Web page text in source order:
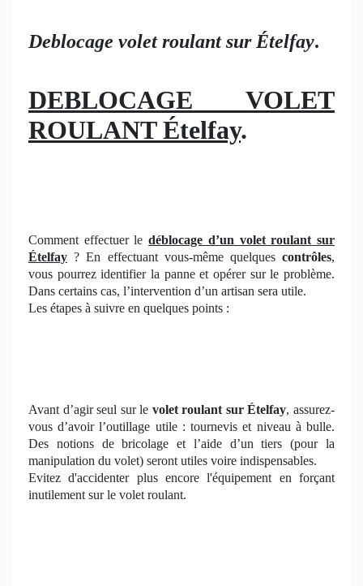
Deblocage volet roulant sur Ételfay.
DEBLOCAGE VOLET
ROULANT Ételfay.
Comment effectuer ledéblocage d’un volet roulant sur
Ételfay ? En effectuant vous-même quelques contrôles,
vous pourrez identifier la panne et opérer sur le problème.
Dans certains cas, l’intervention d’un artisan sera utile.
Les étapes à suivre en quelques points :
Avant d’agir seul sur le volet roulant sur Ételfay, assurez-
vous d’avoir l’outillage utile : tournevis et niveau à bulle.
Des notions de bricolage et l’aide d’un tiers (pour la
manipulation du volet) seront utiles voire indispensables.
Evitez d'accidenter plus encore l'équipement en forçant
inutilement sur le volet roulant.